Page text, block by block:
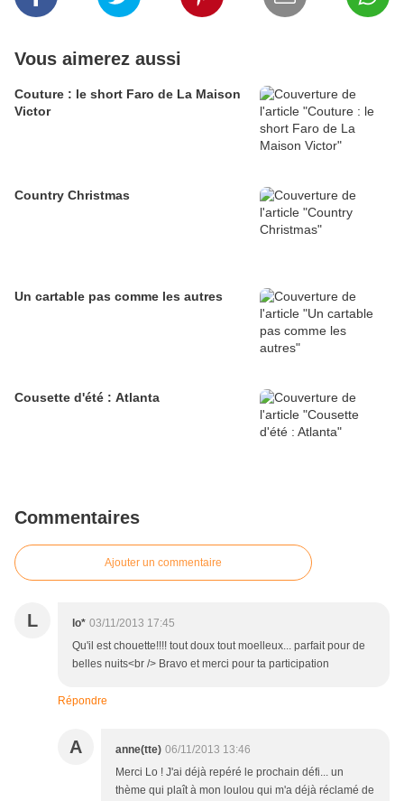
Vous aimerez aussi
Couture : le short Faro de La Maison
Victor
Country Christmas
Un cartable pas comme les autres
Cousette d'été : Atlanta
Commentaires
Ajouter un commentaire
L lo* 03/11/2013 17:45
Qu'il est chouette!!!! tout doux tout moelleux... parfait pour de
belles nuits<br /> Bravo et merci pour ta participation
Répondre
A anne(tte) 06/11/2013 13:46
Merci Lo ! J'ai déjà repéré le prochain défi... un
thème qui plaît à mon loulou qui m'a déjà réclamé de